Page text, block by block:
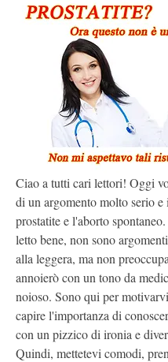
Ciao a tutti cari lettori! Oggi
di un argomento molto serio e
prostatite e l'aborto
letto bene, non sono
alla leggera, ma non
annoierò con un tono da
noioso. Sono qui per
capire l'importanza di
con un pizzico di ironia e
Quindi, mettetevi comodi,